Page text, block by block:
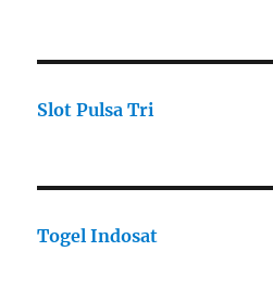
Slot Pulsa Tri
Togel Indosat